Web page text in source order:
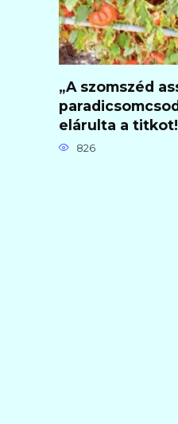
„A szomszéd
elárulta a
826